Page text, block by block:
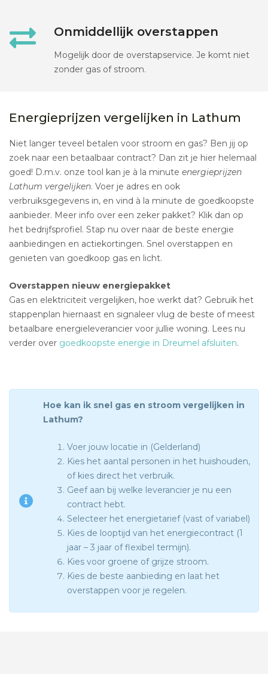
Onmiddellijk overstappen
Mogelijk door de overstapservice. Je komt niet
zonder gas of stroom.
Energieprijzen vergelijken in Lathum
Niet langer teveel betalen voor stroom en gas? Ben jij op
zoek naar een betaalbaar contract? Dan zit je hier helemaal
goed! D.m.v. onze tool kan je à la minute energieprijzen
Lathum vergelijken. Voer je adres en ook
verbruiksgegevens in, en vind à la minute de goedkoopste
aanbieder. Meer info over een zeker pakket? Klik dan op
het bedrijfsprofiel. Stap nu over naar de beste energie
aanbiedingen en actiekortingen. Snel overstappen en
genieten van goedkoop gas en licht.
Overstappen nieuw energiepakket
Gas en elektriciteit vergelijken, hoe werkt dat? Gebruik het
stappenplan hiernaast en signaleer vlug de beste of meest
betaalbare energieleverancier voor jullie woning. Lees nu
verder over goedkoopste energie in Dreumel afsluiten.
Hoe kan ik snel gas en stroom vergelijken in
Lathum?
Voer jouw locatie in (Gelderland)
Kies het aantal personen in het huishouden,
of kies direct het verbruik.
Geef aan bij welke leverancier je nu een
contract hebt.
Selecteer het energietarief (vast of variabel)
Kies de looptijd van het energiecontract (1
jaar – 3 jaar of flexibel termijn).
Kies voor groene of grijze stroom.
Kies de beste aanbieding en laat het
overstappen voor je regelen.